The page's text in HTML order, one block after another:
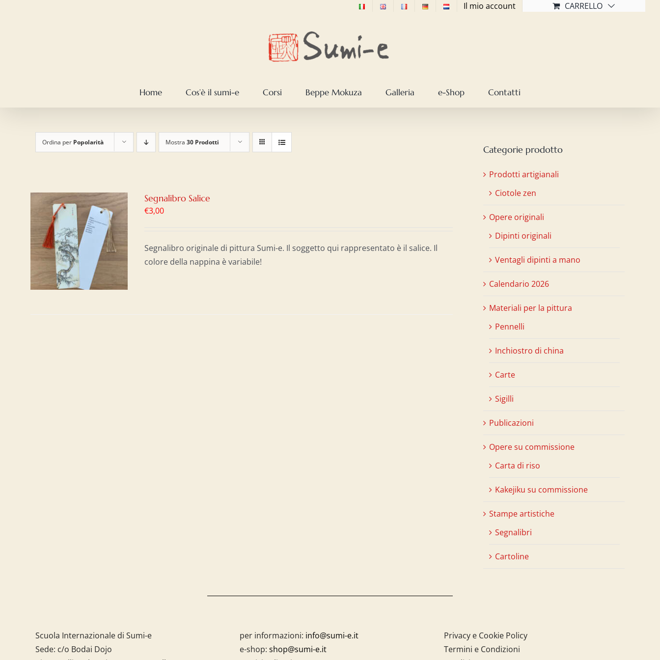
Il mio account CARRELLO
Home Cos’è il sumi-e Corsi Beppe Mokuza Galleria e-Shop Contatti
Ordina per Popolarità Mostra 30 Prodotti
Segnalibro Salice
€3,00
Segnalibro originale di pittura Sumi-e. Il soggetto qui rappresentato è il salice. Il
colore della nappina è variabile!
Categorie prodotto
Prodotti artigianali
Ciotole zen
Opere originali
Dipinti originali
Ventagli dipinti a mano
Calendario 2026
Materiali per la pittura
Pennelli
Inchiostro di china
Carte
Sigilli
Publicazioni
Opere su commissione
Carta di riso
Kakejiku su commissione
Stampe artistiche
Segnalibri
Cartoline
Scuola Internazionale di Sumi-e
Sede: c/o Bodai Dojo
per informazioni: info@sumi-e.it
e-shop: shop@sumi-e.it
Privacy e Cookie Policy
Termini e Condizioni